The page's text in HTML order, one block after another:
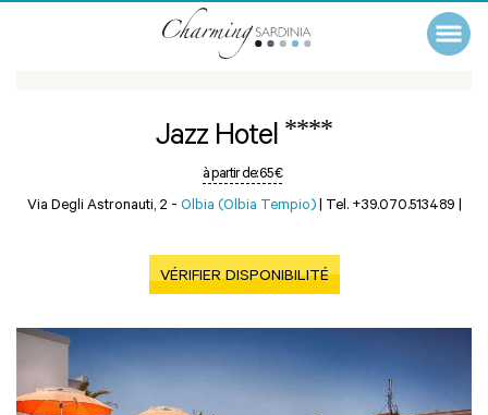
Jazz Hotel ****
à partir de:65 €
Via Degli Astronauti, 2 - Olbia (Olbia Tempio) | Tel. +39.070.513489 |
VÉRIFIER DISPONIBILITÉ